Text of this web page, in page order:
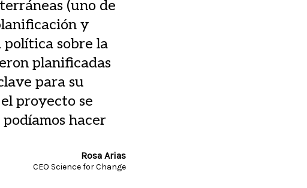
(uno de
y
sobre la
planificadas
para su
proyecto se
hacer
Rosa Arias
CEO Science for Change